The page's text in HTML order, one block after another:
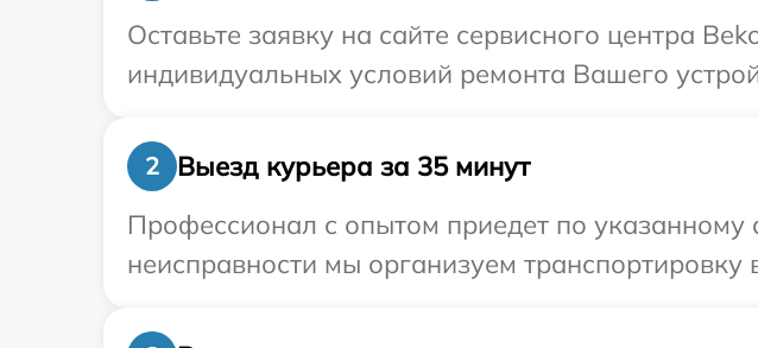
Оставьте заявку на сайте сервисного центра
индивидуальных условий ремонта Вашего
2
Выезд курьера за 35 минут
Профессионал с опытом приедет по указанному
неисправности мы организуем